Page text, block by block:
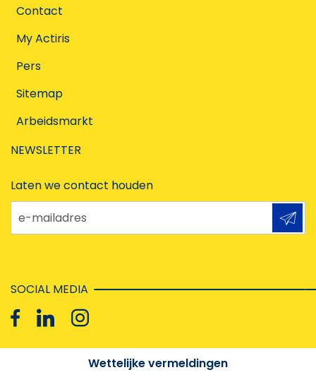
Contact
My Actiris
Pers
Sitemap
Arbeidsmarkt
NEWSLETTER
Laten we contact houden
e-mailadres
SOCIAL MEDIA
Wettelijke vermeldingen